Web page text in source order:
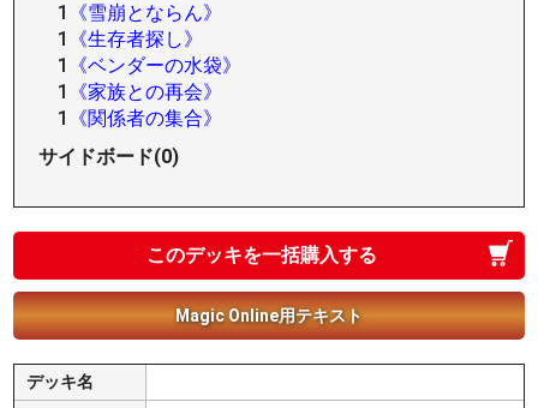
1
《雪崩とならん》
1
《生存者探し》
1
《ベンダーの水袋》
1
《家族との再会》
1
《関係者の集合》
サイドボード(0)
このデッキを一括購入する
Magic Online用テキスト
デッキ名